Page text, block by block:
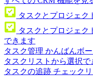
タスクとプロジェク
タスクとプロジェク
できます
タスク管理 かんばんボ
タスクリストから選択で
タスクの追跡 チェック